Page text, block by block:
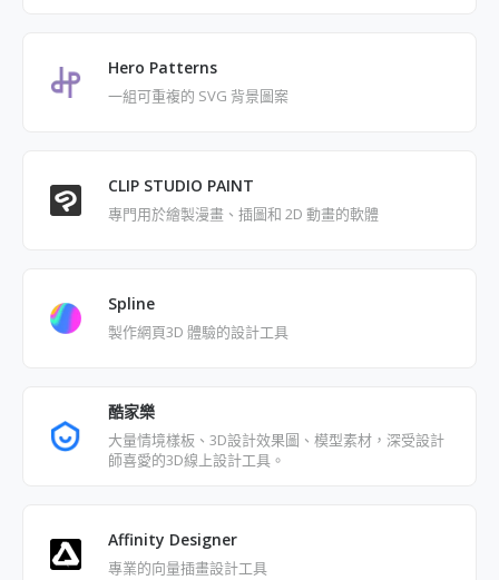
Hero Patterns
一組可重複的 SVG 背景圖案
CLIP STUDIO PAINT
專門用於繪製漫畫、插圖和 2D 動畫的軟體
Spline
製作網頁3D 體驗的設計工具
酷家樂
大量情境樣板、3D設計效果圖、模型素材，深受設計
師喜愛的3D線上設計工具。
Affinity Designer
專業的向量插畫設計工具